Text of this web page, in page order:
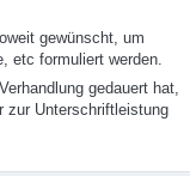
gewünscht, um
etc formuliert werden.
gedauert hat,
zur Unterschriftleistung